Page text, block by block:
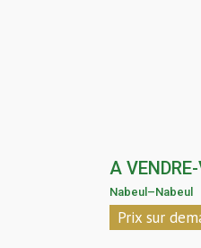
A
Nabeul –Nabeul
Prix sur